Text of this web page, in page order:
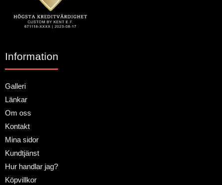
Information
Galleri
Länkar
Om oss
Kontakt
Mina sidor
Kundtjänst
Hur handlar jag?
Köpvillkor